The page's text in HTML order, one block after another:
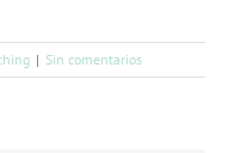
| Sin comentarios